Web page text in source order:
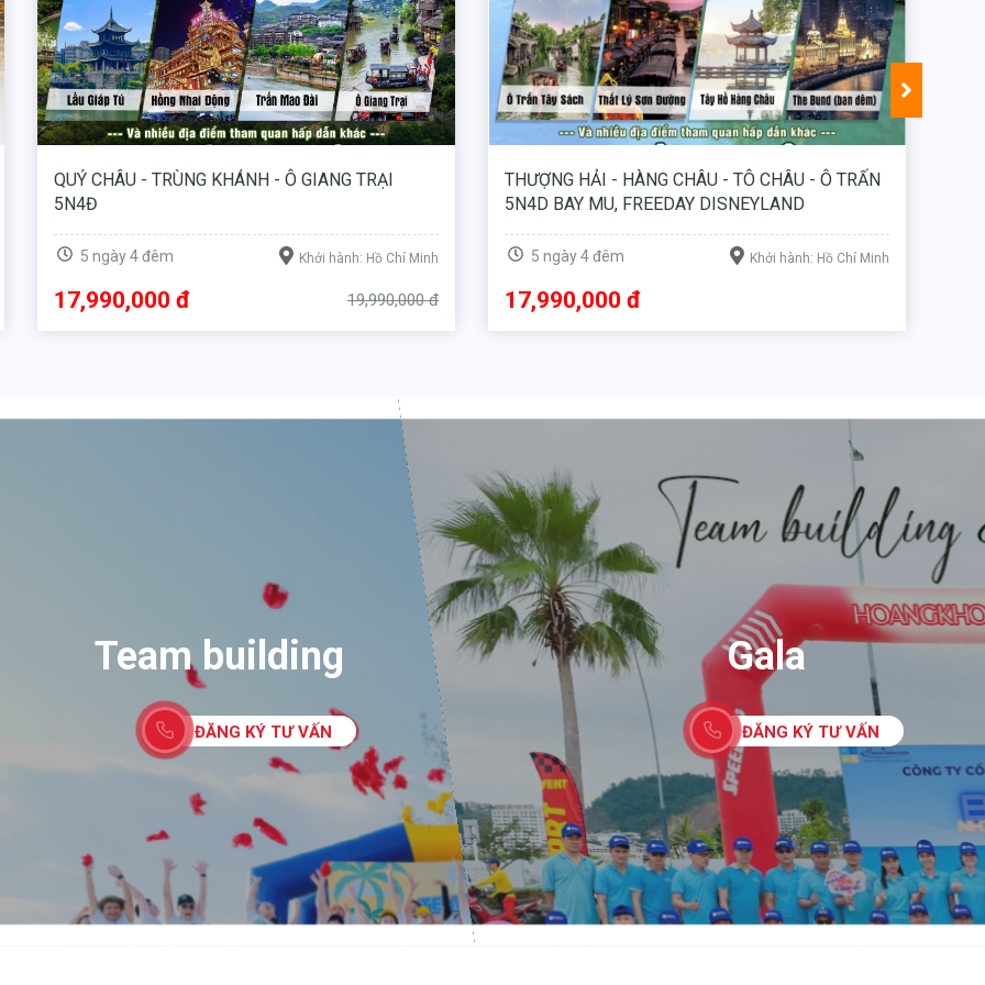
THƯỢNG HẢI - HÀNG CHÂU - TÔ CHÂU - Ô TRẤN
5N4D BAY MU, FREEDAY DISNEYLAND
5 ngày 4 đêm Khởi hành: Hồ Chí Minh
17,990,000 đ
THƯỢNG HẢI - HÀNG CHÂU - TÔ CHÂU - Ô TRẤN
5N4D BAY CZ, FREEDAY DISNEYLAND
5 ngày 4 đêm Khởi hành: Hồ Chí Minh
17,990,000 đ
Team building
ĐĂNG KÝ TƯ VẤN
Gala
ĐĂNG KÝ TƯ VẤN